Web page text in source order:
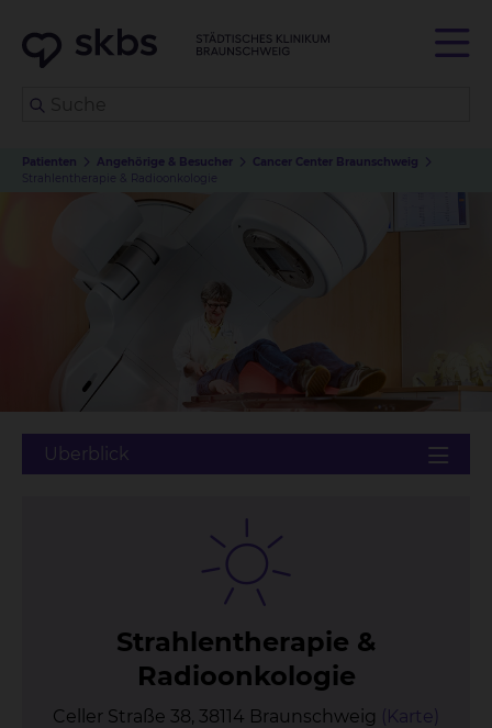
Patienten Angehörige & Besucher
Cancer Center Braunschweig
Strahlentherapie & Radioonkologie
Strah­len­the­ra­pie &
Ra­di­oon­ko­lo­gie
Celler Straße 38, 38114 Braunschweig (Karte)